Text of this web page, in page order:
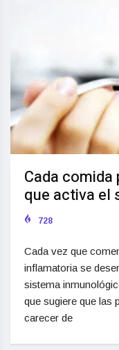
Cada
que activa el
728
Cada vez que
inflamatoria se
sistema
que sugiere que las
carecer de